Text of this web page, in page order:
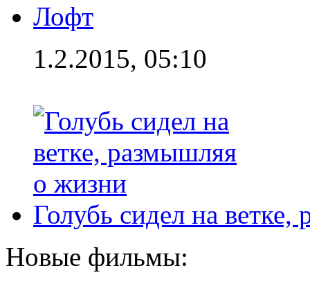
Лофт
1.2.2015, 05:10
Голубь сидел на
Новые фильмы: